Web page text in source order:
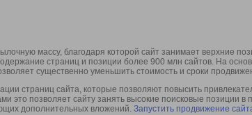
массу, благодаря которой сайт занимает верхние
страниц и позиции более 900 млн сайтов. На
существенно уменьшить стоимость и сроки
страниц сайта, которые позволяют повысить
это позволяет сайту занять высокие поисковые позиции
дополнительных вложений. Запустить продвижение